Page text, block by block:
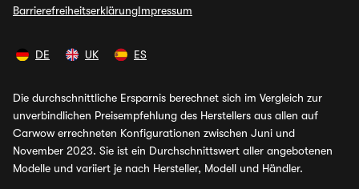
BarrierefreiheitserklärungImpressum
DE UK ES
Die durchschnittliche Ersparnis berechnet sich im Vergleich zur
unverbindlichen Preisempfehlung des Herstellers aus allen auf
Carwow errechneten Konfigurationen zwischen Juni und
November 2023. Sie ist ein Durchschnittswert aller angebotenen
Modelle und variiert je nach Hersteller, Modell und Händler.